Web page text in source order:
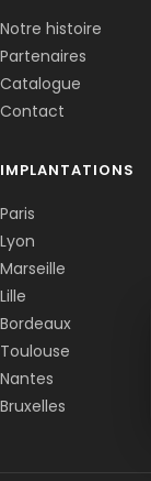
Notre histoire
Partenaires
Catalogue
Contact
IMPLANTATIONS
Paris
Lyon
Marseille
Lille
Bordeaux
Toulouse
Nantes
Bruxelles